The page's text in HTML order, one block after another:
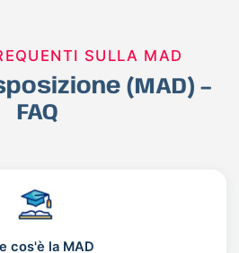
SULLA MAD
(MAD) –
FAQ
cos'è la MAD